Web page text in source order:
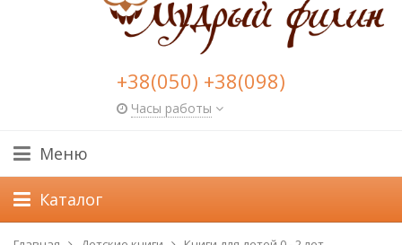
+38(050) +38(098)
Часы работы
Меню
Каталог